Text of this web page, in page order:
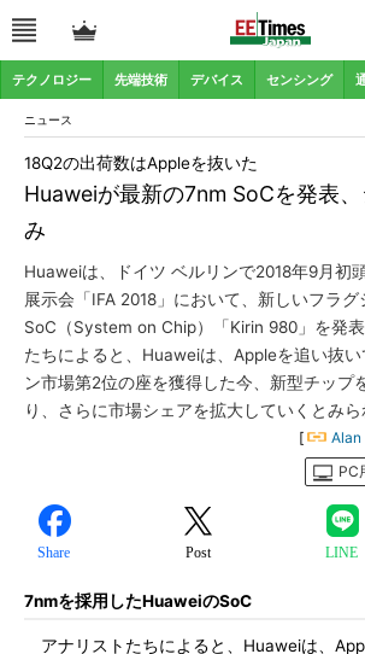
テクノロジー 先端技術 デバイス センシング
ニュース
Huaweiが最新の7nm SoCを発表
み
18Q2の出荷数はAppleを抜いた
Huaweiは、ドイツ ベルリンで2018年9月初
展示会「IFA 2018」において、新しいフラグ
SoC（System on Chip）「Kirin 980」を発
たちによると、Huaweiは、Appleを追い抜
ン市場第2位の座を獲得した今、新型チップ
り、さらに市場シェアを拡大していくとみら
[ Alan
PC
Share Post LINE
7nmを採用したHuaweiのSoC
アナリストたちによると、Huaweiは、